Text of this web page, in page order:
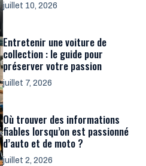
juillet 10, 2026
Entretenir une voiture de
collection : le guide pour
préserver votre passion
juillet 7, 2026
Où trouver des informations
fiables lorsqu’on est passionné
d’auto et de moto ?
juillet 2, 2026